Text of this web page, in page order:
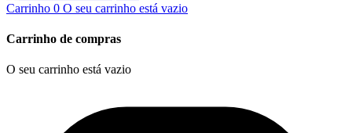
Carrinho 0 O seu carrinho está vazio
Carrinho de compras
O seu carrinho está vazio